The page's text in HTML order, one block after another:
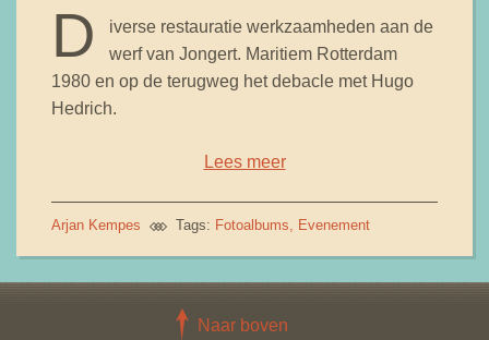
D
iverse restauratie werkzaamheden aan de
werf van Jongert. Maritiem Rotterdam
1980 en op de terugweg het debacle met Hugo
Hedrich.
Lees meer
Arjan Kempes Tags: Fotoalbums Evenement
Naar boven